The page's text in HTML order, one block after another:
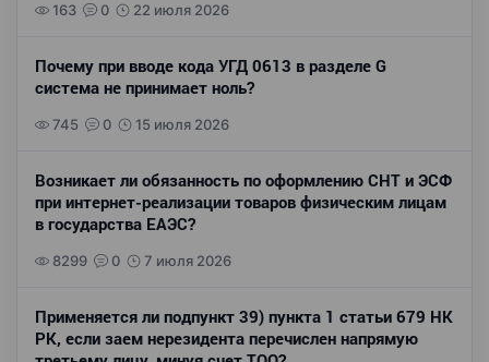
163 0 22 июля 2026
Почему при вводе кода УГД 0613 в разделе G
система не принимает ноль?
745 0 15 июля 2026
Возникает ли обязанность по оформлению СНТ и ЭСФ
при интернет-реализации товаров физическим лицам
в государства ЕАЭС?
8299 0 7 июля 2026
Применяется ли подпункт 39) пункта 1 статьи 679 НК
РК, если заем нерезидента перечислен напрямую